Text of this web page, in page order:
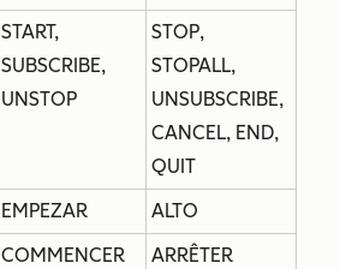
START,
SUBSCRIBE,
UNSTOP
STOP,
STOPALL,
UNSUBSCRIBE,
CANCEL, END,
QUIT
EMPEZAR
ALTO
COMMENCER
ARRÊTER